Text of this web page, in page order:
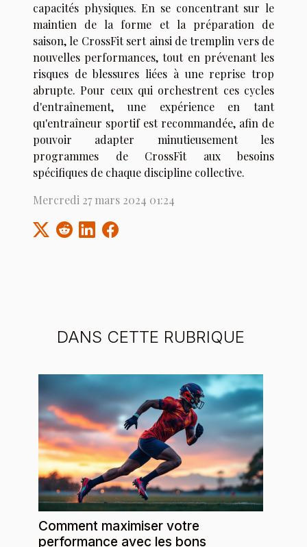
capacités physiques. En se concentrant sur le
maintien de la forme et la préparation de
saison, le CrossFit sert ainsi de tremplin vers de
nouvelles performances, tout en prévenant les
risques de blessures liées à une reprise trop
abrupte. Pour ceux qui orchestrent ces cycles
d'entraînement, une expérience en tant
qu'entraîneur sportif est recommandée, afin de
pouvoir adapter minutieusement les
programmes de CrossFit aux besoins
spécifiques de chaque discipline collective.
Mercredi 27 mars 2024 01:24
DANS CETTE RUBRIQUE
Comment maximiser votre
performance avec les bons